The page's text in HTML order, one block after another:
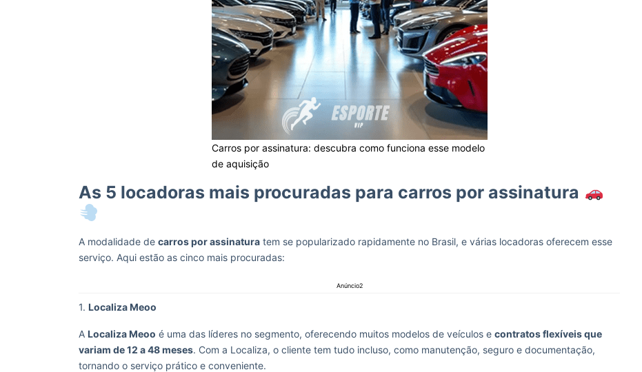
Carros por assinatura: descubra como funciona esse modelo
de aquisição
As 5 locadoras mais procuradas para carros por assinatura
A modalidade de carros por assinatura tem se popularizado rapidamente no Brasil, e várias locadoras oferecem esse
serviço. Aqui estão as cinco mais procuradas:
Anúncio2
1. Localiza Meoo
A Localiza Meoo é uma das líderes no segmento, oferecendo muitos modelos de veículos e contratos flexíveis que
variam de 12 a 48 meses. Com a Localiza, o cliente tem tudo incluso, como manutenção, seguro e documentação,
tornando o serviço prático e conveniente.